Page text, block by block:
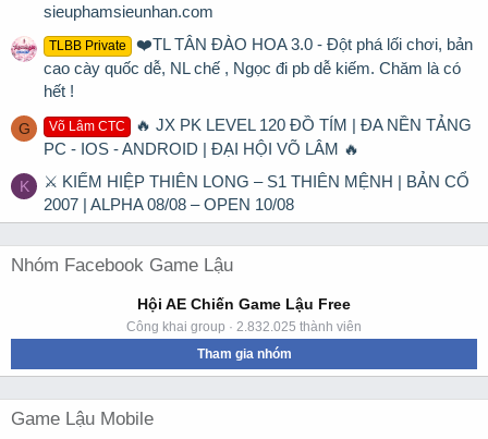
sieuphamsieunhan.com
TLBB Private
❤️TL TÂN ĐÀO HOA 3.0 - Đột phá lối chơi, bản
cao cày quốc dễ, NL chế , Ngọc đi pb dễ kiếm. Chăm là có
hết !
G Võ Lâm CTC
🔥 JX PK LEVEL 120 ĐỒ TÍM | ĐA NỀN TẢNG
PC - IOS - ANDROID | ĐẠI HỘI VÕ LÂM 🔥
K
⚔ KIẾM HIỆP THIÊN LONG – S1 THIÊN MỆNH | BẢN CỔ
2007 | ALPHA 08/08 – OPEN 10/08
Nhóm Facebook Game Lậu
Hội AE Chiến Game Lậu Free
Công khai group · 2.832.025 thành viên
Tham gia nhóm
Game Lậu Mobile